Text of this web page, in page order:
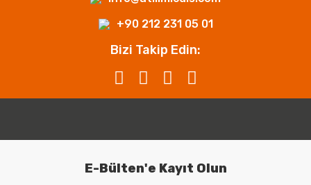
+90 212 231 05 01
Bizi Takip Edin:
E-Bülten'e Kayıt Olun